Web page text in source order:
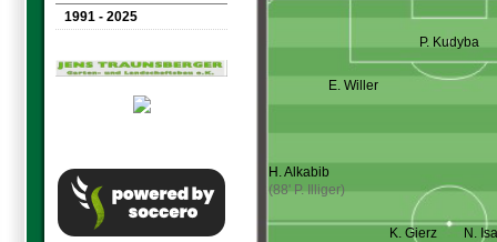
1991 - 2025
P. Kudyba
E. Willer
H. Alkabib
(88' P. Illiger)
K. Gierz N. Isa